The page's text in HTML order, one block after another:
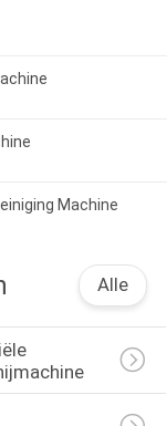
Machine
Alle